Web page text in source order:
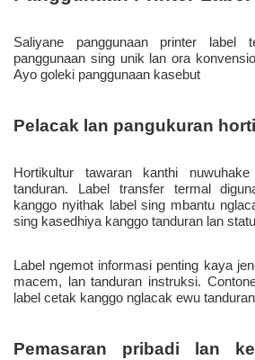
Saliyane panggunaan printer label
panggunaan sing unik lan ora
Ayo goleki panggunaan kasebut
Hortikultur tawaran kanthi
tanduran. Label transfer termal
kanggo nyithak label sing mbantu
sing kasedhiya kanggo tanduran lan
Label ngemot informasi penting kaya
macem, lan tanduran instruksi.
label cetak kanggo nglacak ewu
Pemasaran pribadi lan